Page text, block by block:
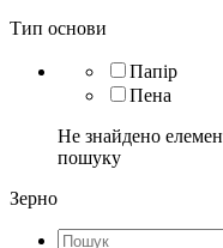
Тип основи
Папір
Пена
Не знайдено
пошуку
Зерно